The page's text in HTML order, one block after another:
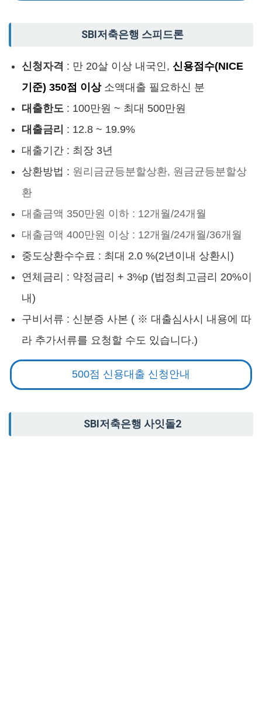
SBI저축은행 스피드론
신청자격 : 만 20살 이상 내국인, 신용점수(NICE
기준) 350점 이상소액대출 필요하신 분
대출한도: 100만원 ~ 최대 500만원
대출금리 : 12.8 ~ 19.9%
대출기간 : 최장 3년
상환방법 : 원리금균등분할상환, 원금균등분할상
환
대출금액 350만원 이하 : 12개월/24개월
대출금액 400만원 이상 : 12개월/24개월/36개월
중도상환수수료 : 최대 2.0 %(2년이내 상환시)
연체금리 : 약정금리 + 3%p (법정최고금리 20%이
내)
구비서류 : 신분증 사본 ( ※ 대출심사시 내용에 따
라 추가서류를 요청할 수도 있습니다.)
500점 신용대출 신청안내
SBI저축은행 사잇돌2